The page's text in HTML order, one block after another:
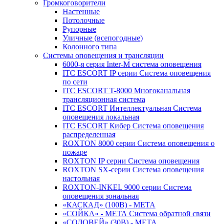
Громкоговорители
Настенные
Потолочные
Рупорные
Уличные (всепогодные)
Колонного типа
Системы оповещения и трансляции
6000-я серия Inter-M система оповещения
ITC ESCORT IP серии Система оповещения
по сети
ITC ESCORT T-8000 Многоканальная
трансляционная система
ITC ESCORT Интеллектуальная Система
оповещения локальная
ITC ESCORT Кибер Система оповещения
распределенная
ROXTON 8000 серии Система оповещения о
пожаре
ROXTON IP серии Система оповещения
ROXTON SX-серии Система оповещения
настольная
ROXTON-INKEL 9000 серии Система
оповещения зональная
«КАСКАД» (100В) - МЕТА
«СОЙКА» - МЕТА Система обратной связи
«СОЛОВЕЙ» (30В) - МЕТА